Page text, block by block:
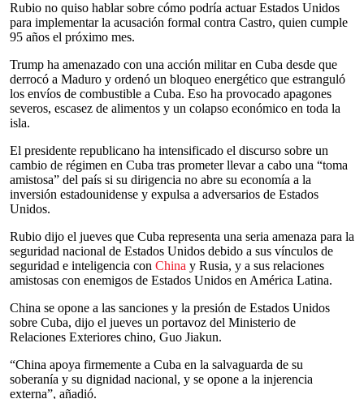
Rubio no quiso hablar sobre cómo podría actuar Estados Unidos
para implementar la acusación formal contra Castro, quien cumple
95 años el próximo mes.
Trump ha amenazado con una acción militar en Cuba desde que
derrocó a Maduro y ordenó un bloqueo energético que estranguló
los envíos de combustible a Cuba. Eso ha provocado apagones
severos, escasez de alimentos y un colapso económico en toda la
isla.
El presidente republicano ha intensificado el discurso sobre un
cambio de régimen en Cuba tras prometer llevar a cabo una “toma
amistosa” del país si su dirigencia no abre su economía a la
inversión estadounidense y expulsa a adversarios de Estados
Unidos.
Rubio dijo el jueves que Cuba representa una seria amenaza para la
seguridad nacional de Estados Unidos debido a sus vínculos de
seguridad e inteligencia con China y Rusia, y a sus relaciones
amistosas con enemigos de Estados Unidos en América Latina.
China se opone a las sanciones y la presión de Estados Unidos
sobre Cuba, dijo el jueves un portavoz del Ministerio de
Relaciones Exteriores chino, Guo Jiakun.
“China apoya firmemente a Cuba en la salvaguarda de su
soberanía y su dignidad nacional, y se opone a la injerencia
externa”, añadió.